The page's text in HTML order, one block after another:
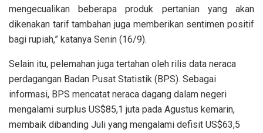
mengecualikan beberapa produk pertanian yang akan
dikenakan tarif tambahan juga memberikan sentimen positif
bagi rupiah,” katanya Senin (16/9).
Selain itu, pelemahan juga tertahan oleh rilis data neraca
perdagangan Badan Pusat Statistik (BPS). Sebagai
informasi, BPS mencatat neraca dagang dalam negeri
mengalami surplus US$85,1 juta pada Agustus kemarin,
membaik dibanding Juli yang mengalami defisit US$63,5